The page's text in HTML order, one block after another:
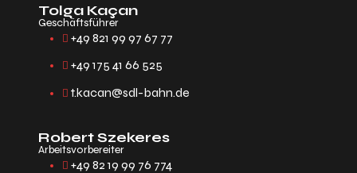
Tolga Kaçan
Geschäftsführer
+49 821 99 97 67 77
+49 175 41 66 525
t.kacan@sdl-bahn.de
Robert Szekeres
Arbeitsvorbereiter
+49 82 19 99 76 774